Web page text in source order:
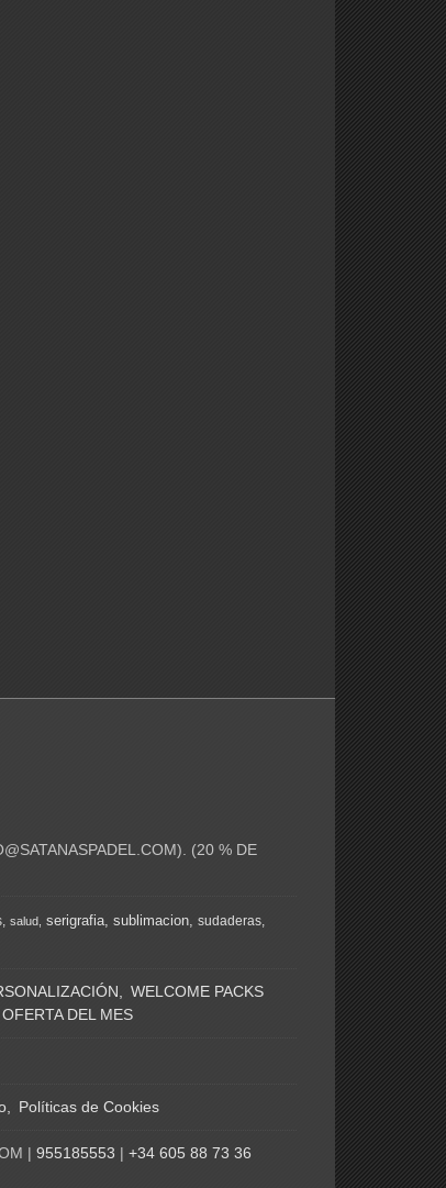
). (20 % DE
salud serigrafia sublimacion sudaderas
WELCOME PACKS
OFERTA DEL MES
Políticas de Cookies
|955185553 |+34 605 88 73 36